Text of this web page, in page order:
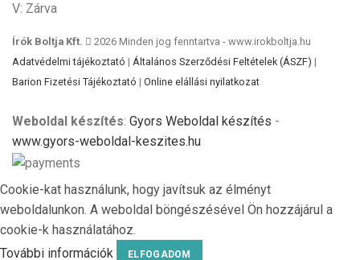
V: Zárva
Írók Boltja Kft.
2026 Minden jog fenntartva - www.irokboltja.hu
Adatvédelmi tájékoztató | Általános Szerződési Feltételek (ÁSZF) |
Barion Fizetési Tájékoztató | Online elállási nyilatkozat
Weboldal készítés: Gyors Weboldal készítés -
www.gyors-weboldal-keszites.hu
Cookie-kat használunk, hogy javítsuk az élményt
weboldalunkon. A weboldal böngészésével Ön hozzájárul a
cookie-k használatához.
További információk
ELFOGADOM